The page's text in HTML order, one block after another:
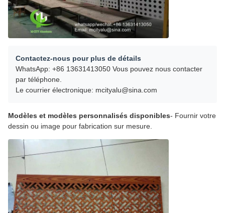
Contactez-nous pour plus de détails
WhatsApp: +86 13631413050 Vous pouvez nous contacter
par téléphone.
Le courrier électronique: mcityalu@sina.com
Modèles et modèles personnalisés disponibles- Fournir votre
dessin ou image pour fabrication sur mesure.